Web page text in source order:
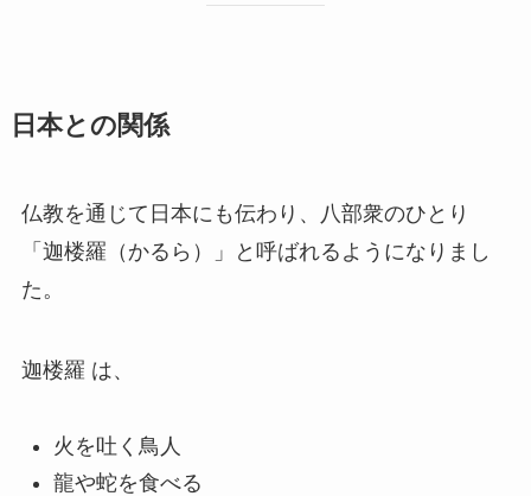
日本との関係
仏教を通じて日本にも伝わり、八部衆のひとり
「迦楼羅（かるら）」と呼ばれるようになりまし
た。
迦楼羅 は、
火を吐く鳥人
龍や蛇を食べる